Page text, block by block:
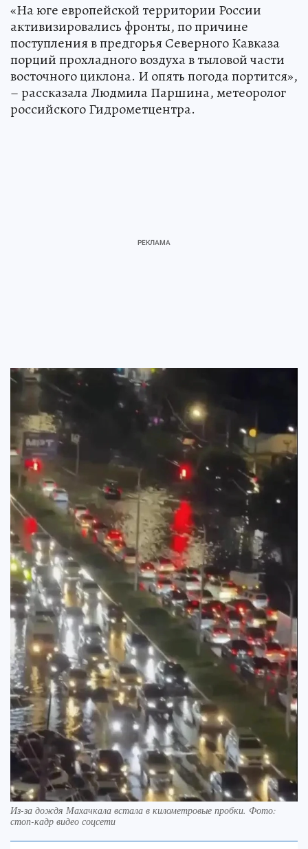
«На юге европейской территории России
активизировались фронты, по причине
поступления в предгорья Северного Кавказа
порций прохладного воздуха в тыловой части
восточного циклона. И опять погода портится»,
– рассказала Людмила Паршина, метеоролог
российского Гидрометцентра.
Из-за дождя Махачкала встала в километровые пробки. Фото:
стоп-кадр видео соцсети